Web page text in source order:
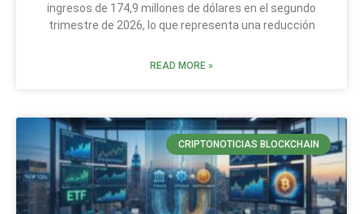
ingresos de 174,9 millones de dólares en el segundo
trimestre de 2026, lo que representa una reducción
READ MORE »
CRIPTONOTICIAS BLOCKCHAIN